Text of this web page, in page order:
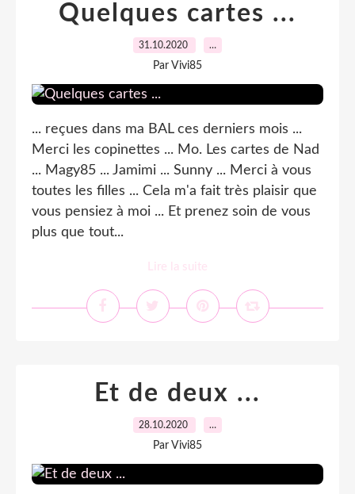
Quelques cartes ...
31.10.2020 …
Par Vivi85
... reçues dans ma BAL ces derniers mois ...
Merci les copinettes ... Mo. Les cartes de Nad
... Magy85 ... Jamimi ... Sunny ... Merci à vous
toutes les filles ... Cela m'a fait très plaisir que
vous pensiez à moi ... Et prenez soin de vous
plus que tout...
Lire la suite
Et de deux ...
28.10.2020 …
Par Vivi85